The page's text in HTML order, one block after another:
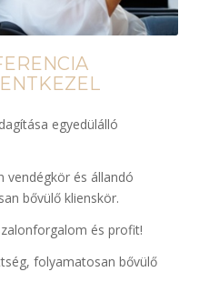
egyedülálló
vendégkör és állandó
bővülő klienskör.
és profit!
folyamatosan bővülő